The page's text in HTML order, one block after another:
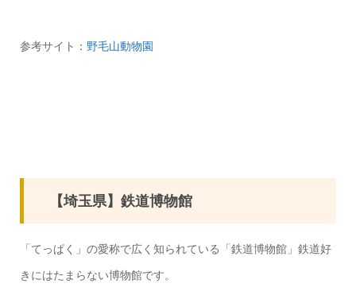
参考サイト： 野毛山動物園
【埼玉県】鉄道博物館
「てっぱく」の愛称で広く知られている「鉄道博物館」鉄道好
きにはたまらない博物館です。